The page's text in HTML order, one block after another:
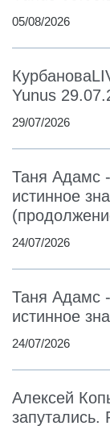
05/08/2026
Yunus
29/07/2026
Таня Адамс
истинное
24/07/2026
Таня Адамс
истинное
24/07/2026
Алексей
запутались.